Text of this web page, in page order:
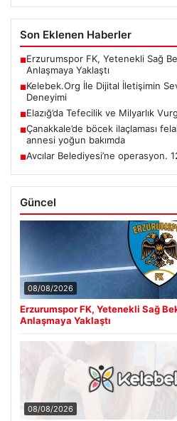
Son Eklenen Haberler
■Erzurumspor FK, Yetenekli Sağ
Anlaşmaya Yaklaştı
■Kelebek.Org İle Dijital İletişimin
Deneyimi
■Elazığ’da Tefecilik ve Milyarlık
■Çanakkale’de böcek ilaçlaması
annesi yoğun bakımda
■Avcılar Belediyesi’ne operasyon.
Güncel
08/08/2026
Erzurumspor FK, Yetenekli Sağ
Anlaşmaya Yaklaştı
08/08/2026